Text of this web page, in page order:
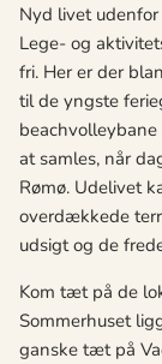
Nyd livet udenfor
Lege- og
fri. Her er der
til de yngste
at samles, når
Rømø. Udelivet
overdækkede
udsigt og de
Kom tæt på de
Sommerhuset
ganske tæt på